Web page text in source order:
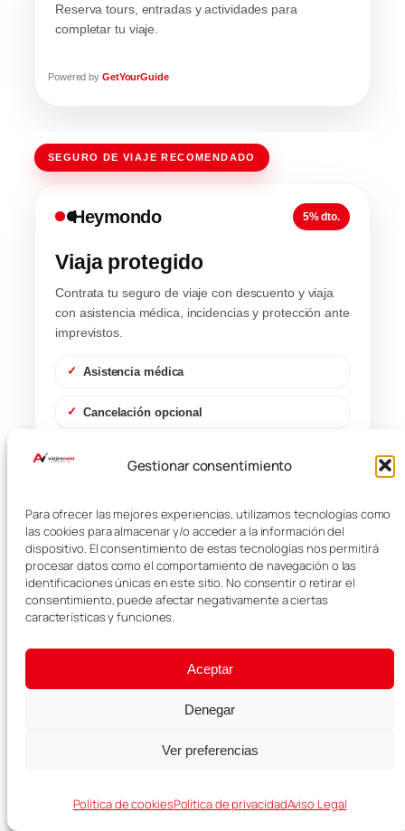
Gestionar consentimiento
Para ofrecer las mejores experiencias, utilizamos tecnologías como
las cookies para almacenar y/o acceder a la información del
dispositivo. El consentimiento de estas tecnologías nos permitirá
procesar datos como el comportamiento de navegación o las
identificaciones únicas en este sitio. No consentir o retirar el
consentimiento, puede afectar negativamente a ciertas
características y funciones.
Aceptar
Denegar
Ver preferencias
Política de cookiesPolítica de privacidadAviso Legal
Reserva tours, entradas y actividades para
completar tu viaje.
Powered by GetYourGuide
SEGURO DE VIAJE RECOMENDADO
Heymondo 5% dto.
Viaja protegido
Contrata tu seguro de viaje con descuento y viaja
con asistencia médica, incidencias y protección ante
imprevistos.
Asistencia médica
Cancelación opcional
Ver seguro con descuento →
RECOMENDADO PARA TU VIAJE